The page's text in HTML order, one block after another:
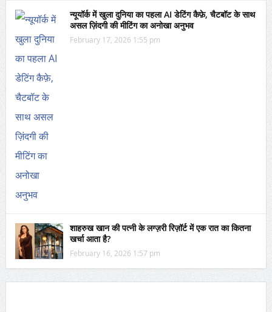
न्यूयॉर्क में खुला दुनिया का पहला AI डेटिंग कैफ़े, चैटबॉट के साथ
असल ज़िंदगी की मीटिंग का अनोखा अनुभव
February 17, 2026 1:55 pm
शाहरुख खान की पत्नी के लग्ज़री रिज़ॉर्ट में एक रात का कितना
खर्चा आता है?
February 16, 2026 1:57 pm